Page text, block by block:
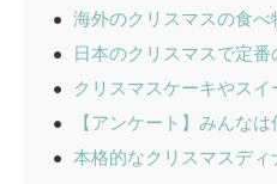
海外のクリスマスの食べ
日本のクリスマスで定番
クリスマスケーキやスイ
【アンケート】みんな
本格的なクリスマスディ